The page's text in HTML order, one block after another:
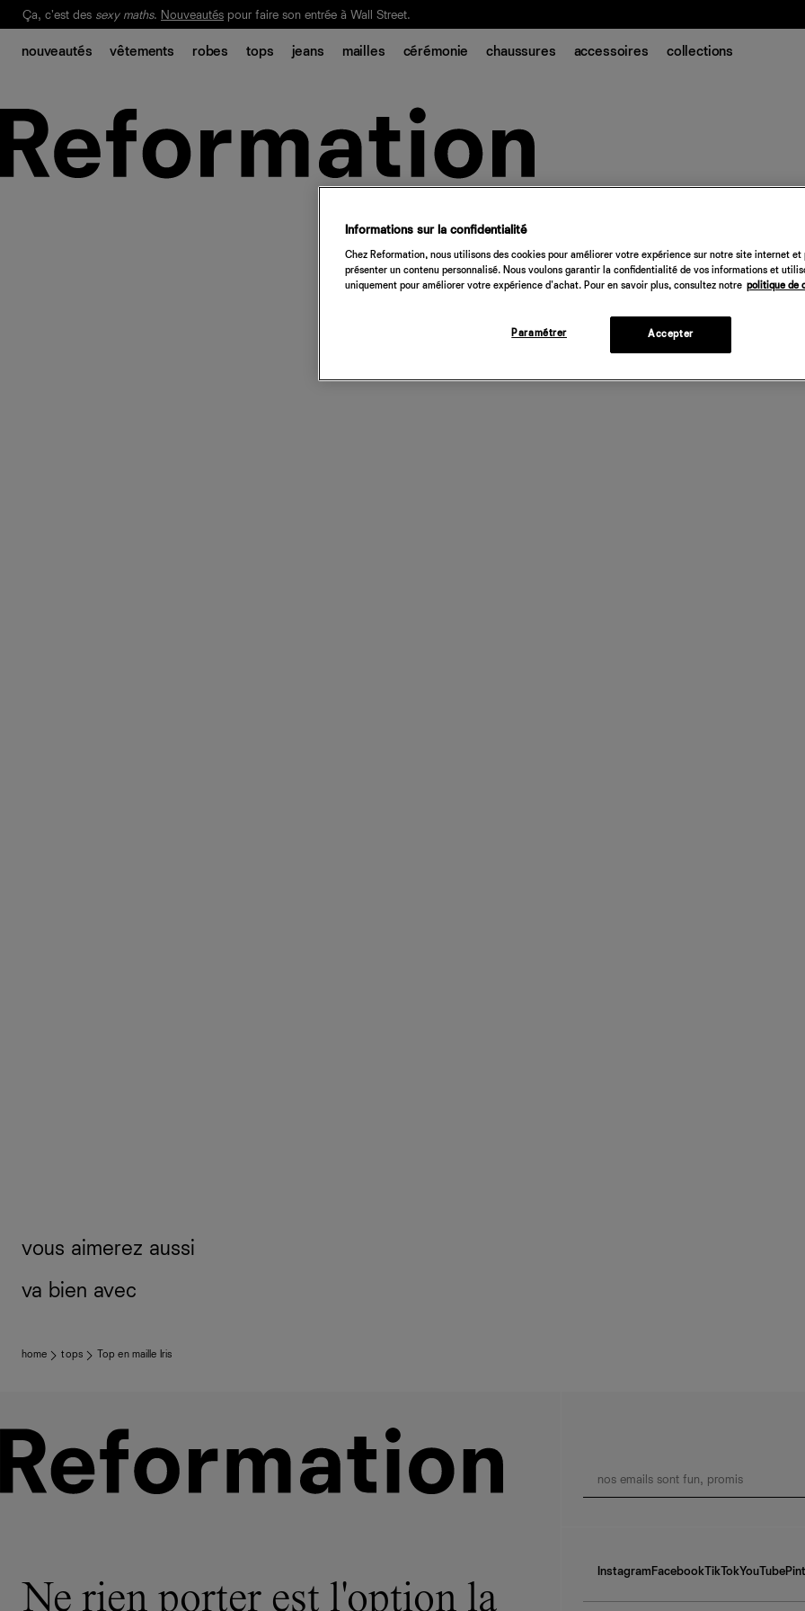
Notre Bilan Responsable 2025 est ici. Lisez-le
Ça, c'est des sexy maths. Nouveautés pour faire son entrée à Wall Street.
nouveautés vêtements robes tops jeans mailles cérémonie chaussures accessoires collections
vous aimerez aussi
va bien avec
home tops Top en maille Iris
Ne rien porter est l'option la
Instagram FacebookTikTokYouTube
Informations sur la confidentialité
Chez Reformation, nous utilisons des cookies pour améliorer votre expérience sur notre site internet et
présenter un contenu personnalisé. Nous voulons garantir la confidentialité de vos informations et
uniquement pour améliorer votre expérience d'achat. Pour en savoir plus, consultez notre politique de
Paramétrer Accepter